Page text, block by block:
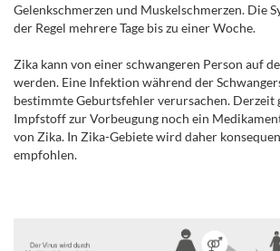
Gelenkschmerzen und Muskelschmerzen. Die
der Regel mehrere Tage bis zu einer Woche.
Zika kann von einer schwangeren Person auf
werden. Eine Infektion während der
bestimmte Geburtsfehler verursachen. Derzeit
Impfstoff zur Vorbeugung noch ein
von Zika. In Zika-Gebiete wird daher
empfohlen.